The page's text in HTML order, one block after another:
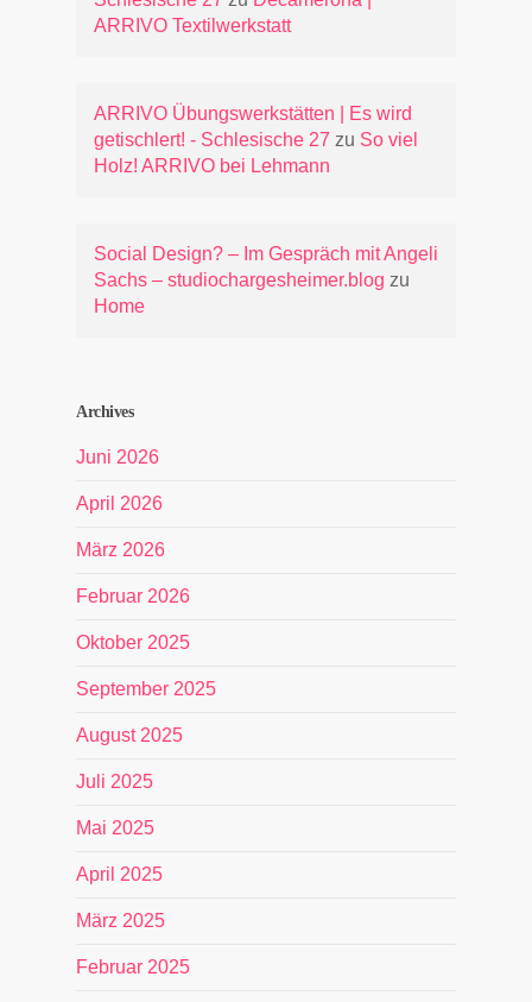
ARRIVO Textilwerkstatt
ARRIVO Übungswerkstätten | Es wird
getischlert! - Schlesische 27 zu So viel
Holz! ARRIVO bei Lehmann
Social Design? – Im Gespräch mit Angeli
Sachs – studiochargesheimer.blog zu
Home
Archives
Juni 2026
April 2026
März 2026
Februar 2026
Oktober 2025
September 2025
August 2025
Juli 2025
Mai 2025
April 2025
März 2025
Februar 2025